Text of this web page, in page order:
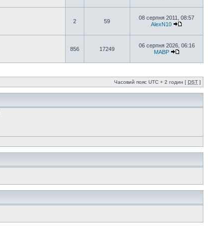
2 59
08 серпня 2011, 08:57
AlexN10
856 17249
06 серпня 2026, 06:16
MABP
Часовий пояс UTC + 2 годин [ DST ]